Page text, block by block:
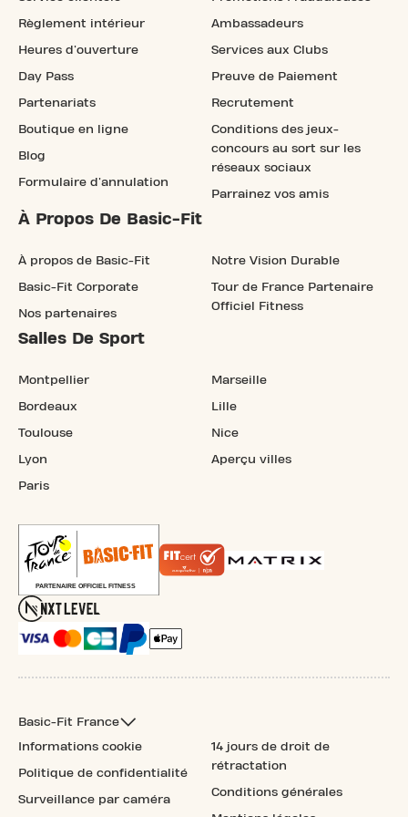
Règlement intérieur
Heures d'ouverture
Day Pass
Partenariats
Boutique en ligne
Blog
Formulaire d'annulation
Ambassadeurs
Services aux Clubs
Preuve de Paiement
Recrutement
Conditions des jeux-
concours au sort sur les
réseaux sociaux
Parrainez vos amis
À Propos De Basic-Fit
À propos de Basic-Fit
Basic-Fit Corporate
Nos partenaires
Notre Vision Durable
Tour de France Partenaire
Officiel Fitness
Salles De Sport
Montpellier
Bordeaux
Toulouse
Lyon
Paris
Marseille
Lille
Nice
Aperçu villes
Basic-Fit France
Informations cookie
Politique de confidentialité
Surveillance par caméra
14 jours de droit de
rétractation
Conditions générales